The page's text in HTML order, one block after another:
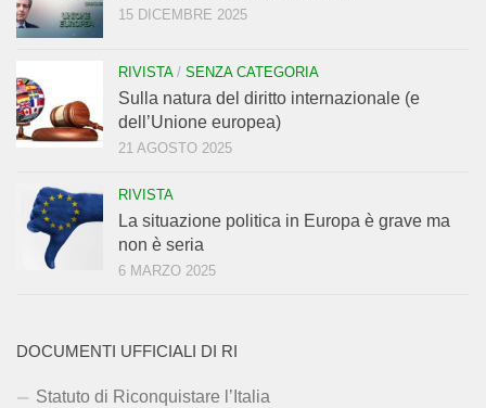
15 DICEMBRE 2025
RIVISTA/ SENZA CATEGORIA
Sulla natura del diritto internazionale (e
dell’Unione europea)
21 AGOSTO 2025
RIVISTA
La situazione politica in Europa è grave ma
non è seria
6 MARZO 2025
DOCUMENTI UFFICIALI DI RI
Statuto di Riconquistare l’Italia